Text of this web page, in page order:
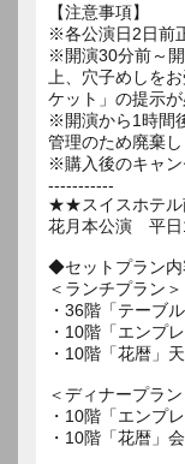
【注意事項】
※各公演日2日前
※開演30分前～
上、穴子めしを
ケット」の提示
※開演から1時間
管理のため廃棄
※購入後のキャ
-----------
★★スイスホテル
花月本公演 平
◆セットプラン内
＜ランチプラン＞
・36階「テーブ
・10階「エンプ
・10階「花暦」
＜ディナープラン
・10階「エンプ
・10階「花暦」